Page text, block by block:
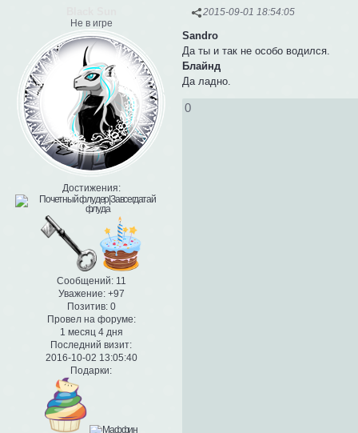
2015-09-01 18:54:05
Не в игре
Достижения:
Сообщений:11
Уважение: +97
Позитив: 0
Провел на форуме:
1 месяц 4 дня
Последний визит:
2016-10-02 13:05:40
Подарки:
Sandro
Да ты и так не особо водился.
Блайнд
Да ладно.
0